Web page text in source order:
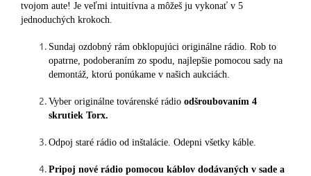
tvojom aute! Je veľmi intuitívna a môžeš ju vykonať v 5
jednoduchých krokoch.
Sundaj ozdobný rám obklopujúci originálne rádio. Rob to
opatrne, podoberaním zo spodu, najlepšie pomocou sady na
demontáž, ktorú ponúkame v našich aukciách.
Vyber originálne továrenské rádio odšroubovaním 4
skrutiek Torx.
Odpoj staré rádio od inštalácie. Odepni všetky káble.
Pripoj nové rádio pomocou káblov dodávaných v sade a